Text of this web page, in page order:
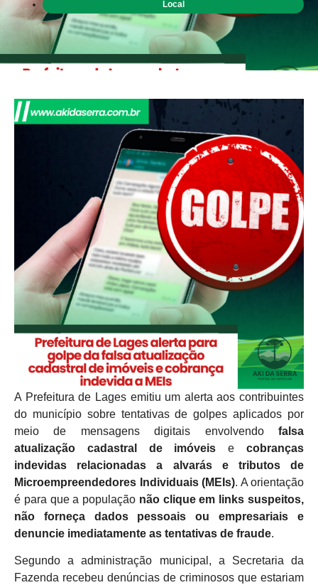
Local
A Prefeitura de Lages emitiu um alerta aos contribuintes
do município sobre tentativas de golpes aplicados por
meio de mensagens digitais envolvendo falsa
atualização cadastral de imóveis ecobranças
indevidas relacionadas a alvarás e tributos de
Microempreendedores Individuais (MEIs). A orientação
é para que a população não clique em links suspeitos,
não forneça dados pessoais ou empresariais e
denuncie imediatamente as tentativas de fraude.
Segundo a administração municipal, a Secretaria da
Fazenda recebeu denúncias de criminosos que estariam